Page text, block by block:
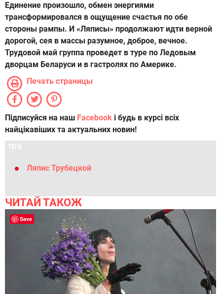
Единение произошло, обмен энергиями
трансформировался в ощущение счастья по обе
стороны рампы. И «Ляписы» продолжают идти верной
дорогой, сея в массы разумное, доброе, вечное.
Трудовой май группа проведет в туре по Ледовым
дворцам Беларуси и в гастролях по Америке.
Печать страницы
Підписуйся на наш Facebook і будь в курсі всіх
найцікавіших та актуальних новин!
ТЕГИ
Ляпис Трубецкой
ЧИТАЙ ТАКОЖ
Save